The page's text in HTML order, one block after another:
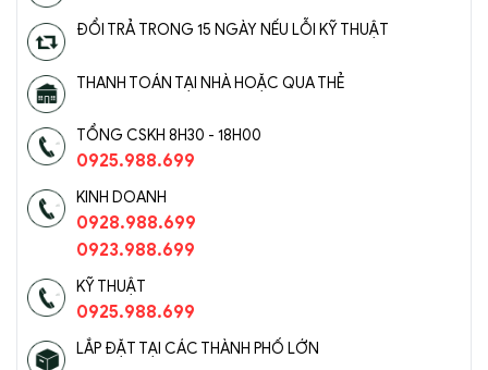
ĐỔI TRẢ TRONG 15 NGÀY NẾU LỖI KỸ THUẬT
THANH TOÁN TẠI NHÀ HOẶC QUA THẺ
TỔNG CSKH 8H30 - 18H00
0925.988.699
KINH DOANH
0928.988.699
0923.988.699
KỸ THUẬT
0925.988.699
LẮP ĐẶT TẠI CÁC THÀNH PHỐ LỚN